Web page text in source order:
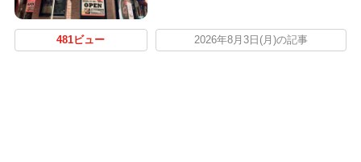
481ビュー 2026年8月3日(月)の記事